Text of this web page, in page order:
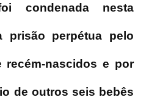
condenada nesta
prisão perpétua pelo
recém-nascidos e por
de outros seis bebês